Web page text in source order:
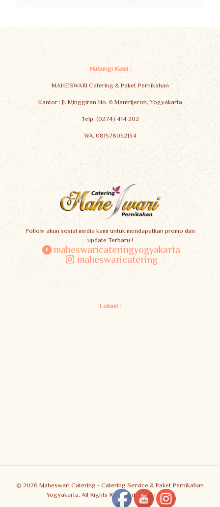
Hubungi Kami :
MAHESWARI Catering & Paket Pernikahan
Kantor : Jl. Minggiran No. 6 Mantrijeron, Yogyakarta
Telp. (0274) 414 202
WA. 081578052134
Follow akun sosial media kami untuk mendapatkan promo dan
update Terbaru !
maheswaricateringyogyakarta
maheswaricatering
Lokasi :
© 2026 Maheswari Catering - Catering Service & Paket Pernikahan
Yogyakarta. All Rights Reserved.
Muffin group